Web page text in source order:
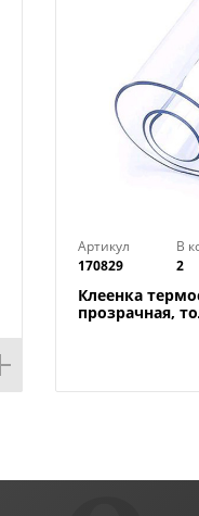
Артикул
170829
В
2
Клеенка
прозрачная,